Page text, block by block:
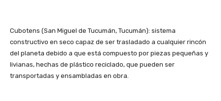
Cubotens (San Miguel de Tucumán, Tucumán): sistema
constructivo en seco capaz de ser trasladado a cualquier rincón
del planeta debido a que está compuesto por piezas pequeñas y
livianas, hechas de plástico reciclado, que pueden ser
transportadas y ensambladas en obra.